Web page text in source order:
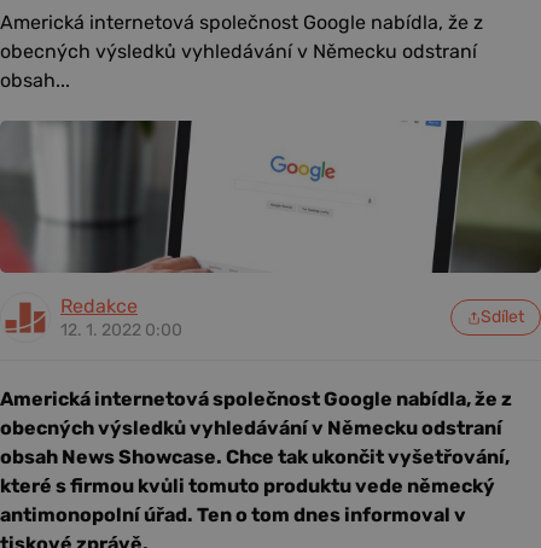
Americká internetová společnost Google nabídla, že z
obecných výsledků vyhledávání v Německu odstraní
obsah...
Redakce
12. 1. 2022 0:00
Sdílet
Americká internetová společnost Google nabídla, že z
obecných výsledků vyhledávání v Německu odstraní
obsah News Showcase. Chce tak ukončit vyšetřování,
které s firmou kvůli tomuto produktu vede německý
antimonopolní úřad. Ten o tom dnes informoval v